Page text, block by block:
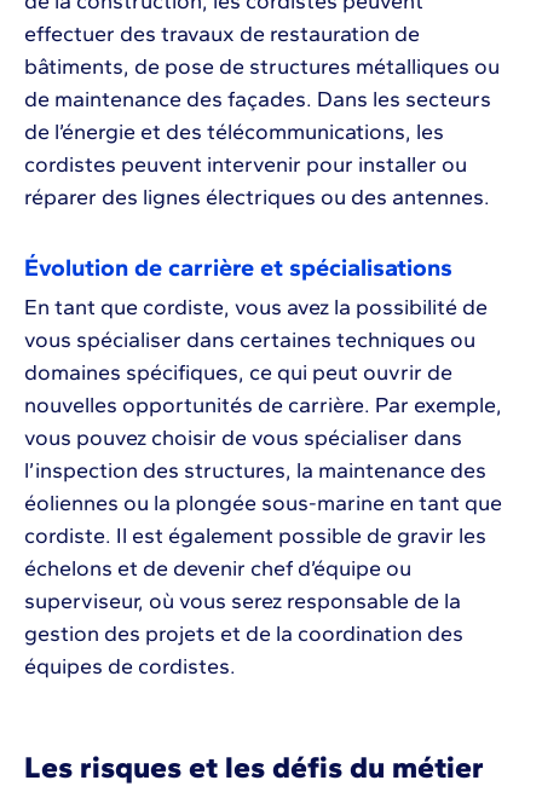
effectuer des travaux de restauration de
bâtiments, de pose de structures métalliques ou
de maintenance des façades. Dans les secteurs
de l’énergie et des télécommunications, les
cordistes peuvent intervenir pour installer ou
réparer des lignes électriques ou des antennes.
Évolution de carrière et spécialisations
En tant que cordiste, vous avez la possibilité de
vous spécialiser dans certaines techniques ou
domaines spécifiques, ce qui peut ouvrir de
nouvelles opportunités de carrière. Par exemple,
vous pouvez choisir de vous spécialiser dans
l’inspection des structures, la maintenance des
éoliennes ou la plongée sous-marine en tant que
cordiste. Il est également possible de gravir les
échelons et de devenir chef d’équipe ou
superviseur, où vous serez responsable de la
gestion des projets et de la coordination des
équipes de cordistes.
Les risques et les défis du métier